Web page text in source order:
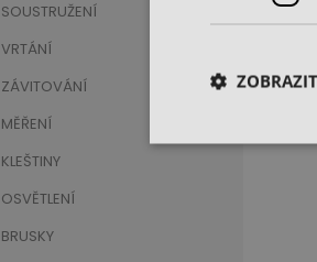
SOUSTRUŽENÍ
VRTÁNÍ
ZÁVITOVÁNÍ
MĚŘENÍ
KLEŠTINY
OSVĚTLENÍ
BRUSKY